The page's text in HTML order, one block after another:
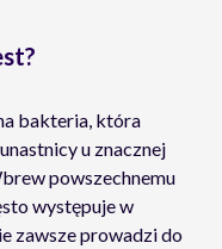
bakteria, która
u znacznej
powszechnemu
występuje w
zawsze prowadzi do